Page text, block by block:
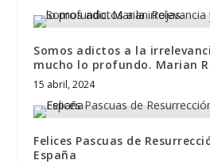
Somos adictos a la
mucho lo profundo. Marian
15 abril, 2024
Felices Pascuas de
España